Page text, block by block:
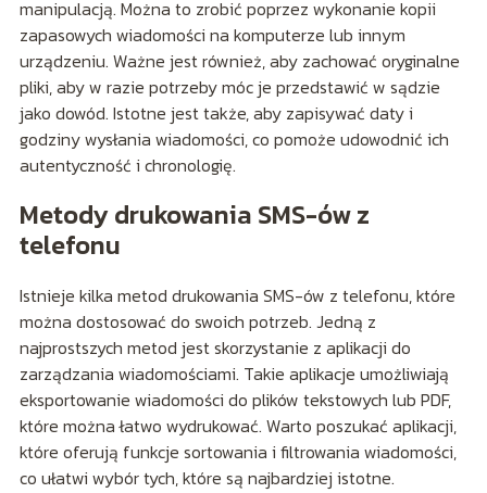
manipulacją. Można to zrobić poprzez wykonanie kopii
zapasowych wiadomości na komputerze lub innym
urządzeniu. Ważne jest również, aby zachować oryginalne
pliki, aby w razie potrzeby móc je przedstawić w sądzie
jako dowód. Istotne jest także, aby zapisywać daty i
godziny wysłania wiadomości, co pomoże udowodnić ich
autentyczność i chronologię.
Metody drukowania SMS-ów z
telefonu
Istnieje kilka metod drukowania SMS-ów z telefonu, które
można dostosować do swoich potrzeb. Jedną z
najprostszych metod jest skorzystanie z aplikacji do
zarządzania wiadomościami. Takie aplikacje umożliwiają
eksportowanie wiadomości do plików tekstowych lub PDF,
które można łatwo wydrukować. Warto poszukać aplikacji,
które oferują funkcje sortowania i filtrowania wiadomości,
co ułatwi wybór tych, które są najbardziej istotne.